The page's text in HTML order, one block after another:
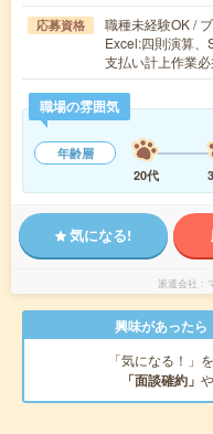
応募資格
職種未経験OK /
Excel:四則演算
支払い計上作業
職場の雰囲気
年齢層
20代
気になる!
派遣会社
興味があったら
「気になる！」
「面談確約」 や